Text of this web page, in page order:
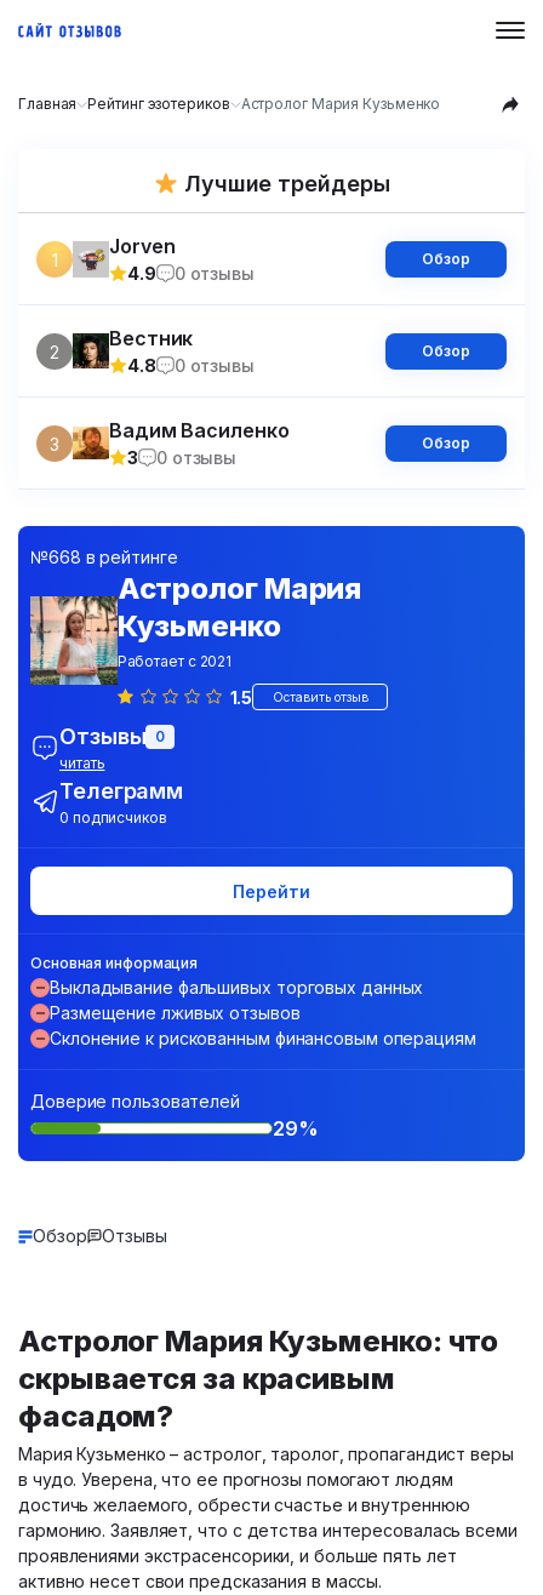
Главная Рейтинг эзотериков Астролог Мария Кузьменко
Лучшие трейдеры
1
Jorven
4.9 0 отзывы
Обзор
2
Вестник
4.8 0 отзывы
Обзор
3
Вадим Василенко
3 0 отзывы
Обзор
№668 в рейтинге
Астролог Мария
Кузьменко
Работает с 2021
1.5 Оставить отзыв
Отзывы 0
читать
Телеграмм
0 подписчиков
Основная информация
Выкладывание фальшивых торговых данных
Размещение лживых отзывов
Склонение к рискованным финансовым операциям
Перейти
Доверие пользователей
29%
Обзор Отзывы
Астролог Мария Кузьменко: что
скрывается за красивым
фасадом?
Мария Кузьменко – астролог, таролог, пропагандист веры
в чудо. Уверена, что ее прогнозы помогают людям
достичь желаемого, обрести счастье и внутреннюю
гармонию. Заявляет, что с детства интересовалась всеми
проявлениями экстрасенсорики, и больше пять лет
активно несет свои предсказания в массы.